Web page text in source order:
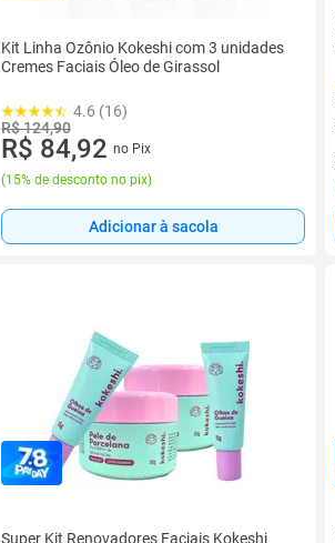
Kit Linha Ozônio Kokeshi com 3 unidades
Cremes Faciais Óleo de Girassol
4.6 (16)
R$ 124,90
R$ 84,92 no Pix
(15% de desconto no pix)
Adicionar à sacola
Super Kit Renovadores Faciais Kokeshi